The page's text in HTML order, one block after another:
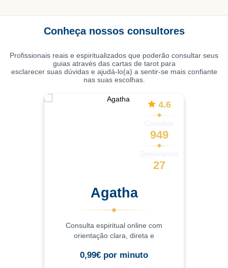
Conheça nossos consultores
Profissionais reais e espiritualizados que poderão consultar seus
guias através das cartas de tarot para
esclarecer suas dúvidas e ajudá-lo(a) a sentir-se mais confiante
nas suas escolhas.
4.6
Consultas
949
Depoimentos
27
Agatha
Consulta espiritual online com
orientação clara, direta e
compreender o momento atual,
0,99€ por minuto